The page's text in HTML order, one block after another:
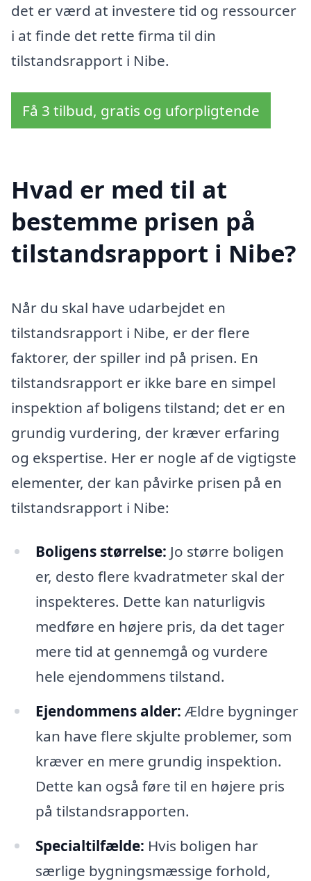
det er værd at investere tid og ressourcer
i at finde det rette firma til din
tilstandsrapport i Nibe.
Få 3 tilbud, gratis og uforpligtende
Hvad er med til at
bestemme prisen på
tilstandsrapport i Nibe?
Når du skal have udarbejdet en
tilstandsrapport i Nibe, er der flere
faktorer, der spiller ind på prisen. En
tilstandsrapport er ikke bare en simpel
inspektion af boligens tilstand; det er en
grundig vurdering, der kræver erfaring
og ekspertise. Her er nogle af de vigtigste
elementer, der kan påvirke prisen på en
tilstandsrapport i Nibe:
Boligens størrelse: Jo større boligen
er, desto flere kvadratmeter skal der
inspekteres. Dette kan naturligvis
medføre en højere pris, da det tager
mere tid at gennemgå og vurdere
hele ejendommens tilstand.
Ejendommens alder: Ældre bygninger
kan have flere skjulte problemer, som
kræver en mere grundig inspektion.
Dette kan også føre til en højere pris
på tilstandsrapporten.
Specialtilfælde: Hvis boligen har
særlige bygningsmæssige forhold,